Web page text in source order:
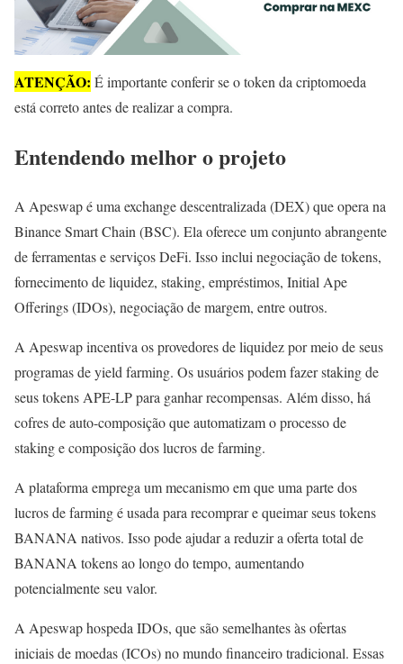
ATENÇÃO: É importante conferir se o token da criptomoeda
está correto antes de realizar a compra.
Entendendo melhor o projeto
A Apeswap é uma exchange descentralizada (DEX) que opera na
Binance Smart Chain (BSC). Ela oferece um conjunto abrangente
de ferramentas e serviços DeFi. Isso inclui negociação de tokens,
fornecimento de liquidez, staking, empréstimos, Initial Ape
Offerings (IDOs), negociação de margem, entre outros.
A Apeswap incentiva os provedores de liquidez por meio de seus
programas de yield farming. Os usuários podem fazer staking de
seus tokens APE-LP para ganhar recompensas. Além disso, há
cofres de auto-composição que automatizam o processo de
staking e composição dos lucros de farming.
A plataforma emprega um mecanismo em que uma parte dos
lucros de farming é usada para recomprar e queimar seus tokens
BANANA nativos. Isso pode ajudar a reduzir a oferta total de
BANANA tokens ao longo do tempo, aumentando
potencialmente seu valor.
A Apeswap hospeda IDOs, que são semelhantes às ofertas
iniciais de moedas (ICOs) no mundo financeiro tradicional. Essas